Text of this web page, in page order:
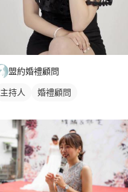
盟約婚禮顧問
主持人 婚禮顧問